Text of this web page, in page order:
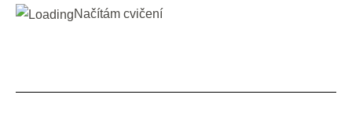
Načítám cvičení